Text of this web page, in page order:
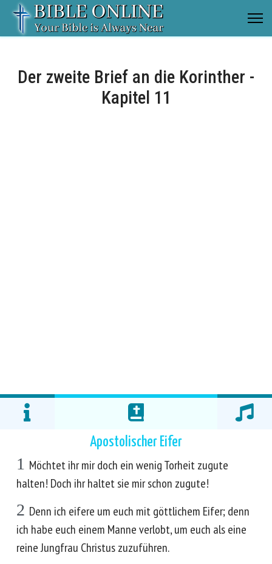
Der zweite Brief an die Korinther -
Kapitel 11
Apostolischer Eifer
1 Möchtet ihr mir doch ein wenig Torheit zugute
halten! Doch ihr haltet sie mir schon zugute!
2 Denn ich eifere um euch mit göttlichem Eifer; denn
ich habe euch einem Manne verlobt, um euch als eine
reine Jungfrau Christus zuzuführen.